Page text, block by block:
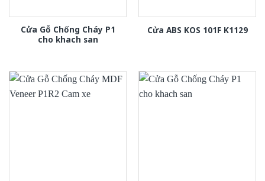
Cửa Gỗ Chống Cháy P1
cho khach san
Cửa ABS KOS 101F K1129